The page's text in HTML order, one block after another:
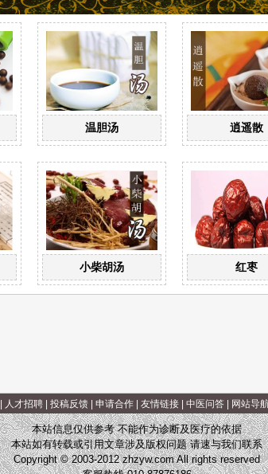
温胆汤 逍遥散
小柴胡汤 红枣
人才招聘| 投稿反馈| 申请合作| 友情链接| 中医问答| 网站导
本站信息仅供参考 不能作为诊断及医疗的依据
本站如有转载或引用文章涉及版权问题 请速与我们联系
Copyright © 2003-2012 zhzyw.com All rights reserved